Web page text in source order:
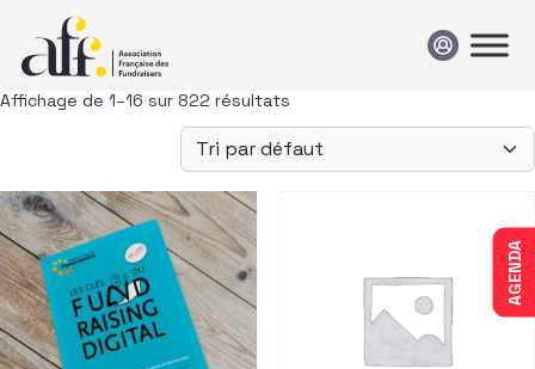
AGENDA
Affichage de 1–16 sur 822 résultats